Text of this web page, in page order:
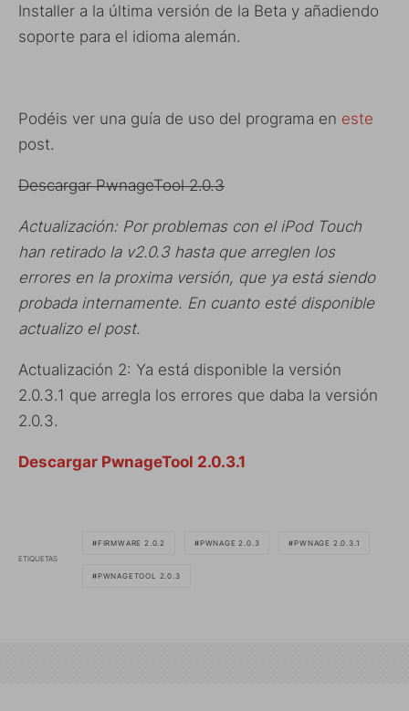
Installer a la última versión de la Beta y añadiendo
soporte para el idioma alemán.
Podéis ver una guía de uso del programa en este
post.
Descargar PwnageTool 2.0.3
Actualización: Por problemas con el iPod Touch
han retirado la v2.0.3 hasta que arreglen los
errores en la proxima versión, que ya está siendo
probada internamente. En cuanto esté disponible
actualizo el post.
Actualización 2: Ya está disponible la versión
2.0.3.1 que arregla los errores que daba la versión
2.0.3.
Descargar PwnageTool 2.0.3.1
ETIQUETAS
FIRMWARE 2.0.2 PWNAGE 2.0.3 PWNAGE 2.0.3.1
PWNAGETOOL 2.0.3